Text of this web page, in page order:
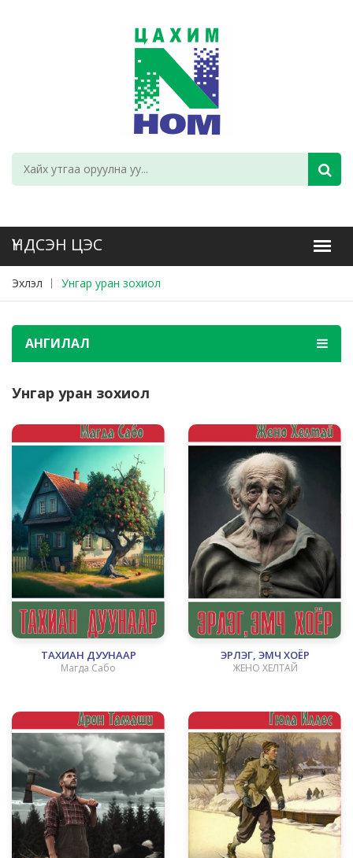
Эхлэл Унгар уран зохиол
АНГИЛАЛ
Унгар уран зохиол
ТАХИАН ДУУНААР
Магда Сабо
ЭРЛЭГ, ЭМЧ ХОЁР
ЖЕНО ХЕЛТАЙ